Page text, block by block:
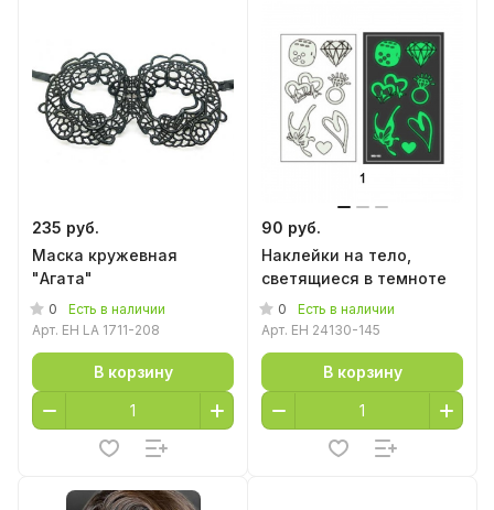
235 руб.
Маска кружевная
"Агата"
0
Есть в наличии
Арт. EH LA 1711-208
В корзину
90 руб.
Наклейки на тело,
светящиеся в темноте
0
Есть в наличии
Арт. EH 24130-145
В корзину